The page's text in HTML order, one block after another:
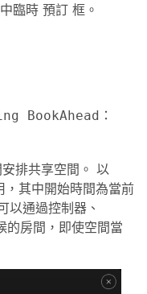
臨時 預訂 框。
BookAhead：
排共享空間。 以
，其中開始時間為當前
以通過控制器、
的房間，即使空間當